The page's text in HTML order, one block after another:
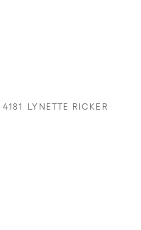
4181 LYNETTE RICKER